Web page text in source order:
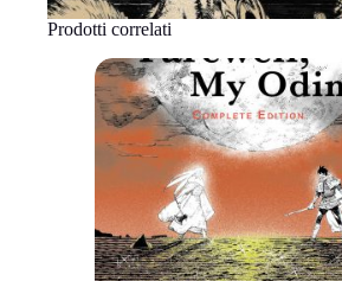
Prodotti correlati